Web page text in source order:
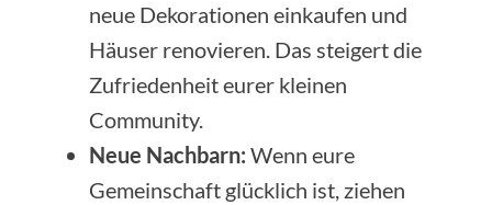
neue Dekorationen einkaufen und
Häuser renovieren. Das steigert die
Zufriedenheit eurer kleinen
Community.
Neue Nachbarn: Wenn eure
Gemeinschaft glücklich ist, ziehen